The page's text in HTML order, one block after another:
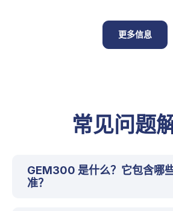
更多信息
常见问题
GEM300 是什么？它包含哪
准？